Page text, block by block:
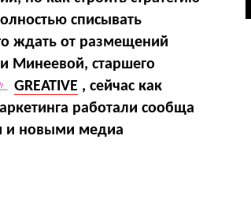
списывать
ждать от размещений
Минеевой, старшего
GREATIVE , сейчас как
работали сообща
и новыми медиа